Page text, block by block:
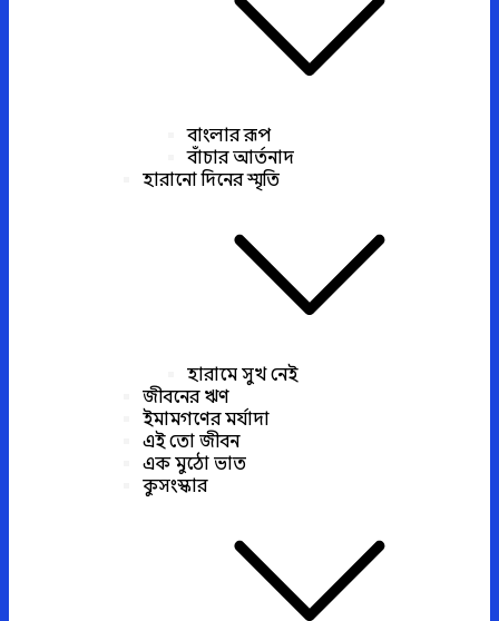
বাংলার রূপ
বাঁচার আর্তনাদ
হারানো দিনের স্মৃতি
হারামে সুখ নেই
জীবনের ঋণ
ইমামগণের মর্যাদা
এই তো জীবন
এক মুঠো ভাত
কুসংস্কার